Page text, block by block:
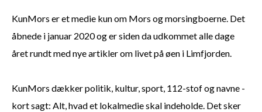
KunMors er et medie kun om Mors og morsingboerne. Det
åbnede i januar 2020 og er siden da udkommet alle dage
året rundt med nye artikler om livet på øen i Limfjorden.
KunMors dækker politik, kultur, sport, 112-stof og navne -
kort sagt: Alt, hvad et lokalmedie skal indeholde. Det sker